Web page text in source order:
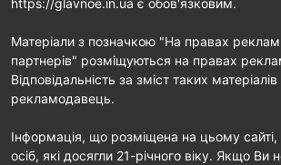
https://glavnoe.in.ua є обов'язковим.
Матеріали з позначкою "На правах
партнерів" розміщуються на правах
Відповідальність за зміст таких
рекламодавець.
Інформація, що розміщена на цьому
осіб, які досягли 21-річного віку. Якщо Ви